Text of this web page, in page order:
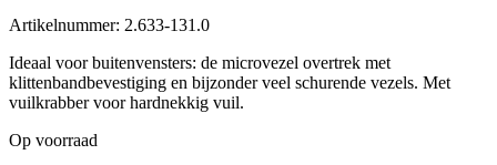
Artikelnummer: 2.633-131.0
Ideaal voor buitenvensters: de microvezel overtrek met
klittenbandbevestiging en bijzonder veel schurende vezels. Met
vuilkrabber voor hardnekkig vuil.
Op voorraad